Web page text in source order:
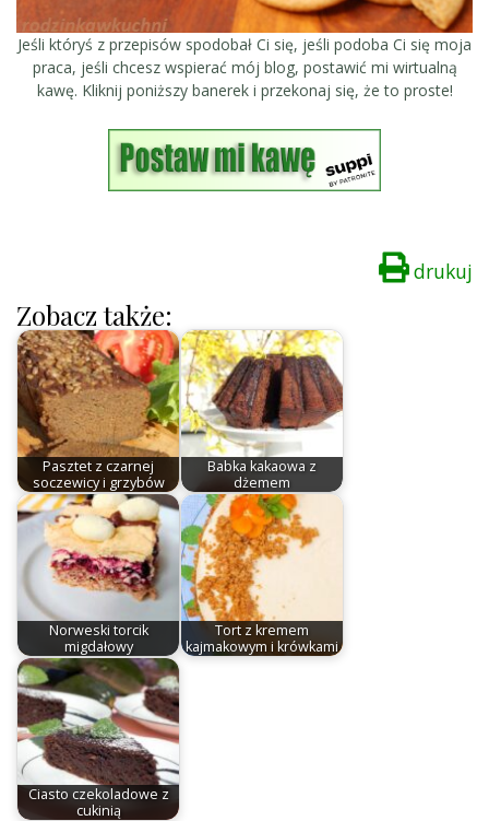
Jeśli któryś z przepisów spodobał Ci się, jeśli podoba Ci się moja
praca, jeśli chcesz wspierać mój blog, postawić mi wirtualną
kawę. Kliknij poniższy banerek i przekonaj się, że to proste!
drukuj
Zobacz także:
Pasztet z czarnej
soczewicy i grzybów
Babka kakaowa z
dżemem
Norweski torcik
migdałowy
Tort z kremem
kajmakowym i krówkami
Ciasto czekoladowe z
cukinią